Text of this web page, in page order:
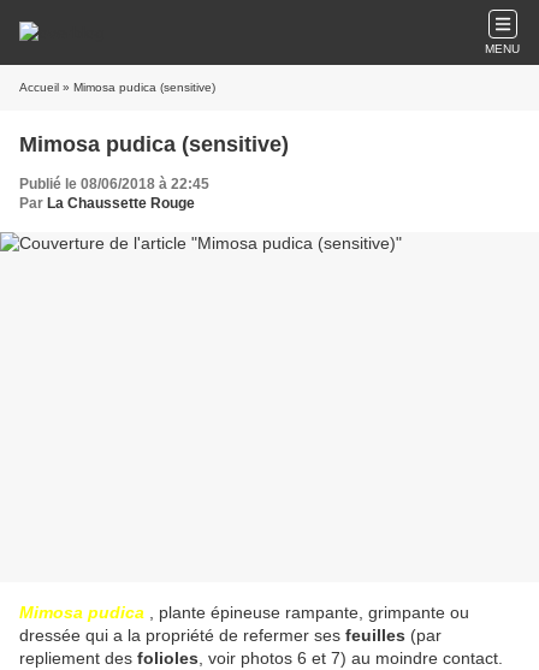
MENU
Accueil » Mimosa pudica (sensitive)
Mimosa pudica (sensitive)
Publié le 08/06/2018 à 22:45
Par La Chaussette Rouge
Mimosa pudica , plante épineuse rampante, grimpante ou
dressée qui a la propriété de refermer ses feuilles (par
repliement des folioles , voir photos 6 et 7) au moindre contact.